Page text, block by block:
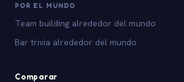
POR EL MUNDO
Team building alrededor del mundo
Bar trivia alrededor del mundo
Comparar